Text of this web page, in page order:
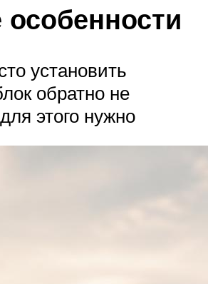
установить
обратно не
этого нужно